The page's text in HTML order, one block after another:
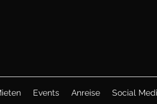
Events Anreise Social